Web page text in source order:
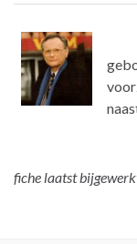
fiche laatst